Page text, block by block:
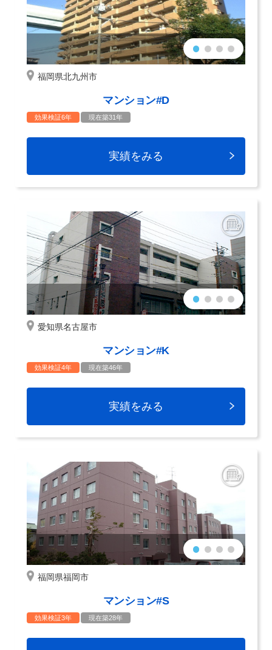
福岡県北九州市
マンション#D
効果検証6年 現在築31年
実績をみる
愛知県名古屋市
マンション#K
効果検証4年 現在築46年
実績をみる
福岡県福岡市
マンション#S
効果検証3年 現在築28年